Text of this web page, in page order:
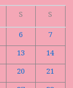
S
S
6
7
13
14
20
21